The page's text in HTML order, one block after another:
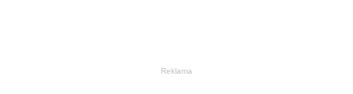
Reklama